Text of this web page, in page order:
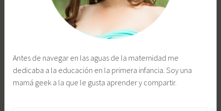
Antes de navegar en las aguas de la maternidad me
dedicaba a la educación en la primera infancia. Soy una
mamá geek a la que le gusta aprender y compartir.